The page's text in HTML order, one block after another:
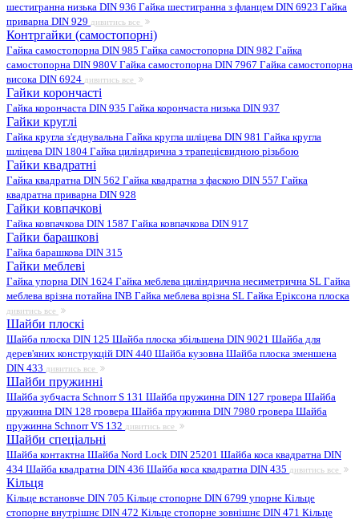
шестигранна низька DIN 936 Гайка шестигранна з фланцем DIN 6923 Гайка
приварна DIN 929 дивитись все
Контргайки (самостопорні)
Гайка самостопорна DIN 985 Гайка самостопорна DIN 982 Гайка
самостопорна DIN 980V Гайка самостопорна DIN 7967 Гайка самостопорна
висока DIN 6924 дивитись все
Гайки корончасті
Гайка корончаста DIN 935 Гайка корончаста низька DIN 937
Гайки круглі
Гайка кругла з'єднувальна Гайка кругла шліцева DIN 981 Гайка кругла
шліцева DIN 1804 Гайка циліндрична з трапецієвидною різьбою
Гайки квадратні
Гайка квадратна DIN 562 Гайка квадратна з фаскою DIN 557 Гайка
квадратна приварна DIN 928
Гайки ковпачкові
Гайка ковпачкова DIN 1587 Гайка ковпачкова DIN 917
Гайки барашкові
Гайка барашкова DIN 315
Гайки меблеві
Гайка упорна DIN 1624 Гайка меблева циліндрична несиметрична SL Гайка
меблева врізна потайна INB Гайка меблева врізна SL Гайка Еріксона плоска
дивитись все
Шайби плоскі
Шайба плоска DIN 125 Шайба плоска збільшена DIN 9021 Шайба для
дерев'яних конструкцій DIN 440 Шайба кузовна Шайба плоска зменшена
DIN 433 дивитись все
Шайби пружинні
Шайба зубчаста Schnorr S 131 Шайба пружинна DIN 127 гровера Шайба
пружинна DIN 128 гровера Шайба пружинна DIN 7980 гровера Шайба
пружинна Schnorr VS 132 дивитись все
Шайби спеціальні
Шайба контактна Шайба Nord Lock DIN 25201 Шайба коса квадратна DIN
434 Шайба квадратна DIN 436 Шайба коса квадратна DIN 435 дивитись все
Кільця
Кільце встановче DIN 705 Кільце стопорне DIN 6799 упорне Кільце
стопорне внутрішнє DIN 472 Кільце стопорне зовнішнє DIN 471 Кільце